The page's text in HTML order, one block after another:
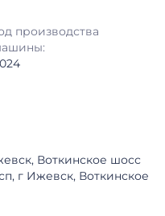
Республика
производства
Воткинское шосс
г Ижевск, Воткинское